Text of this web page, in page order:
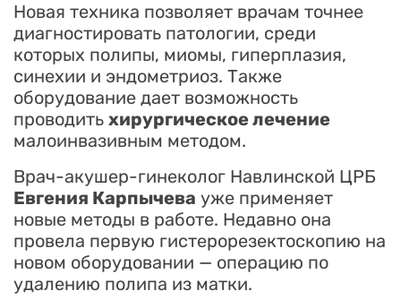
Новая техника позволяет врачам точнее
диагностировать патологии, среди
которых полипы, миомы, гиперплазия,
синехии и эндометриоз. Также
оборудование дает возможность
проводить хирургическое лечение
малоинвазивным методом.
Врач-акушер-гинеколог Навлинской ЦРБ
Евгения Карпычева уже применяет
новые методы в работе. Недавно она
провела первую гистерорезектоскопию на
новом оборудовании — операцию по
удалению полипа из матки.